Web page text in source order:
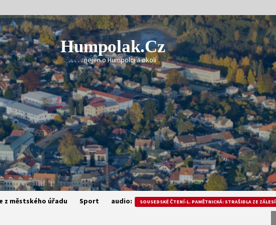
Humpolak.cz
. . . . . nejen o Humpolci a okolí
z městského úřadu Sport audio: SOUSEDSKÉ ČTENÍ-L. PAMĚTNICKÁ: STRAŠIDLA ZE ZÁLESÍ